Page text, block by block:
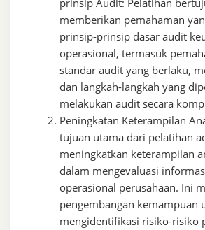
memberikan pemahaman
prinsip-prinsip dasar audit
operasional, termasuk
standar audit yang berlaku,
dan langkah-langkah yang
melakukan audit secara
Peningkatan Keterampilan
tujuan utama dari pelatihan
meningkatkan keterampilan
dalam mengevaluasi
operasional perusahaan. Ini
pengembangan kemampuan
mengidentifikasi risiko-risiko